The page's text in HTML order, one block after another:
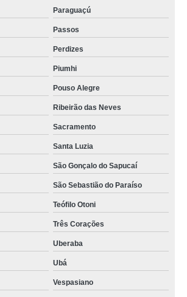
Paraguaçú
Passos
Perdizes
Piumhi
Pouso Alegre
Ribeirão das Neves
Sacramento
Santa Luzia
São Gonçalo do Sapucaí
São Sebastião do Paraíso
Teófilo Otoni
Três Corações
Uberaba
Ubá
Vespasiano